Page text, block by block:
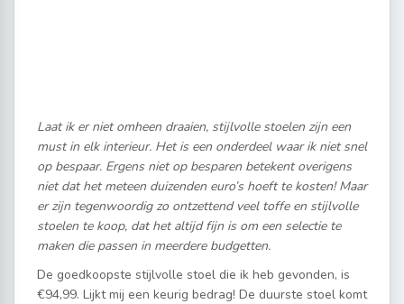
Laat ik er niet omheen draaien, stijlvolle stoelen zijn een
must in elk interieur. Het is een onderdeel waar ik niet snel
op bespaar. Ergens niet op besparen betekent overigens
niet dat het meteen duizenden euro’s hoeft te kosten! Maar
er zijn tegenwoordig zo ontzettend veel toffe en stijlvolle
stoelen te koop, dat het altijd fijn is om een selectie te
maken die passen in meerdere budgetten.
De goedkoopste stijlvolle stoel die ik heb gevonden, is
€94,99. Lijkt mij een keurig bedrag! De duurste stoel komt